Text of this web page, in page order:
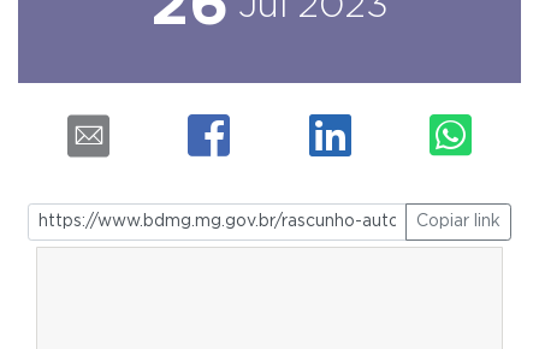
Copiar link